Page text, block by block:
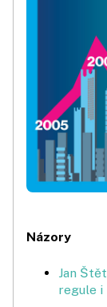
Názory
Jan
regule